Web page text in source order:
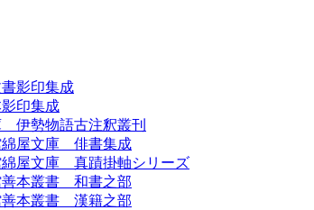
影印集成
印集成
伊勢物語古注釈叢刊
綿屋文庫 俳書集成
綿屋文庫 真蹟掛軸シリーズ
善本叢書 和書之部
善本叢書 漢籍之部